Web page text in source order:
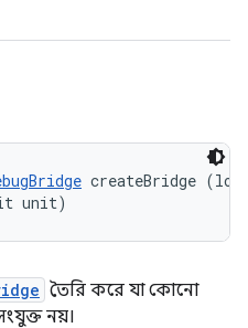
createBridge
unit)
তৈরি করে যা কোনো
নয়।